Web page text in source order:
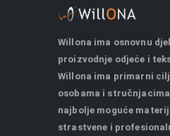
Willona ima osnovnu
proizvodnje odjeće i
Willona ima primarni
osobama i
najbolje moguće
strastvene i